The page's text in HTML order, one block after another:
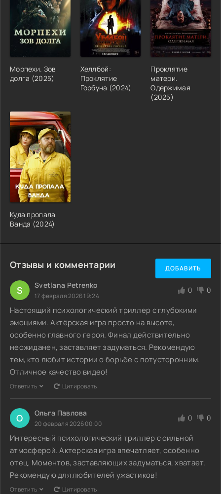
Морпехи. Зов
долга (2025)
Хеллбой:
Проклятие
Горбуна (2024)
Проклятие
матери.
Одержимая
(2025)
Куда пропала
Ванда (2024)
Отзывы и комментарии ДОБАВИТЬ
S Svetlana Petrenko
17 февраля 2026 19:24
0 0
Настоящий психологический триллер с глубокими
эмоциями. Актёрская игра просто на высоте,
особенно главного героя. Финал действительно
неожиданен, заставляет задуматься. Рекомендую
тем, кто любит истории о борьбе с потусторонним.
Отличное качество видео!
Ответить Цитировать
О Ольга Павлова
20 февраля 2026 00:00
0 0
Интересный психологический триллер с сильной
атмосферой. Актерская игра впечатляет, особенно
отец. Моментов, заставляющих задуматься, хватает.
Рекомендую для любителей ужастиков!
Ответить Цитировать